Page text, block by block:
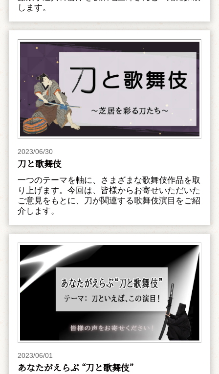
します。
2023/06/30
刀と歌舞伎
一つのテーマを軸に、さまざまな歌舞伎作品を取
り上げます。今回は、皆様からお寄せいただいた
ご意見をもとに、刀が関連する歌舞伎演目をご紹
介します。
2023/06/01
あなたがえらぶ “刀と歌舞伎”